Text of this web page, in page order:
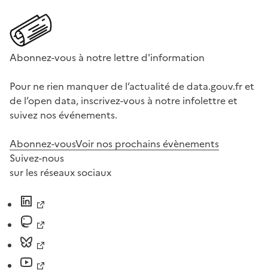
Abonnez-vous à notre lettre d'information
Pour ne rien manquer de l’actualité de data.gouv.fr et
de l’open data, inscrivez-vous à notre infolettre et
suivez nos événements.
Abonnez-vousVoir nos prochains évènements
Suivez-nous
sur les réseaux sociaux